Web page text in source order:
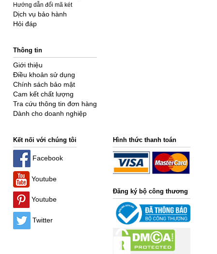
Hướng dẫn đổi mã két
Dịch vụ bảo hành
Hỏi đáp
Thông tin
Giới thiệu
Điều khoản sử dụng
Chính sách bảo mật
Cam kết chất lượng
Tra cứu thông tin đơn hàng
Dành cho doanh nghiệp
Kết nối với chúng tôi
Facebook
Youtube
Youtube
Twitter
Hình thức thanh toán
Đăng ký bộ công thương